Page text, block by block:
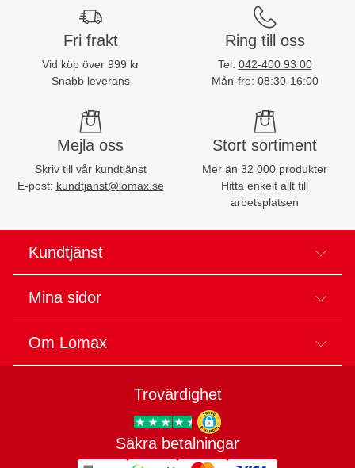
Fri frakt
Vid köp över 999 kr
Snabb leverans
Ring till oss
Tel: 042-400 93 00
Mån-fre: 08:30-16:00
Mejla oss
Skriv till vår kundtjänst
E-post: kundtjanst@lomax.se
Stort sortiment
Mer än 32 000 produkter
Hitta enkelt allt till
arbetsplatsen
Kundtjänst
Mina sidor
Om Lomax
Trovärdighet
Trygg E-handel
Säkra betalningar